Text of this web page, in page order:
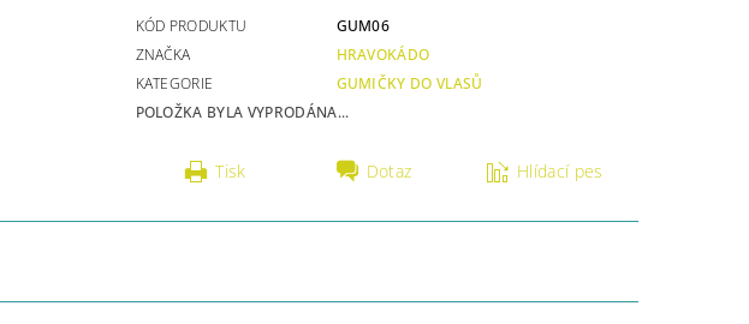
KÓD PRODUKTU
GUM06
ZNAČKA
HRAVOKÁDO
KATEGORIE
GUMIČKY DO VLASŮ
POLOŽKA BYLA VYPRODÁNA...
Tisk Dotaz Hlídací pes